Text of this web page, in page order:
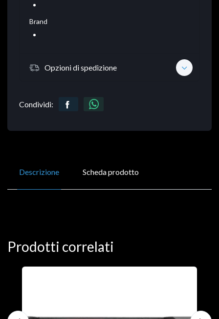
Brand
Opzioni di spedizione
Condividi:
Descrizione Scheda prodotto
Prodotti correlati